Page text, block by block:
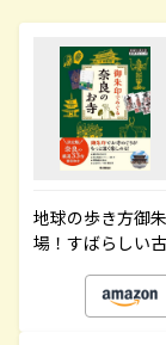
地球の歩き方御
場！すばらしい